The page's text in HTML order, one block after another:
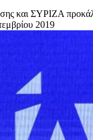
και ΣΥΡΙΖΑ
2019